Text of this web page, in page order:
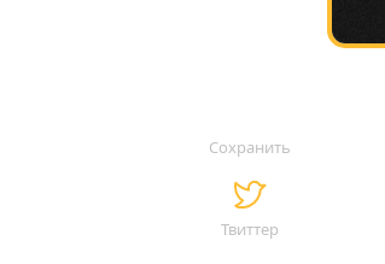
Сохранить
Твиттер